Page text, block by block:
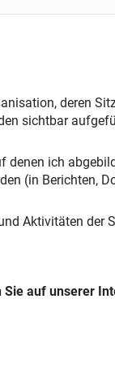
deren
sichtbar
ich
(in Berichten,
Aktivitäten
Sie auf unserer